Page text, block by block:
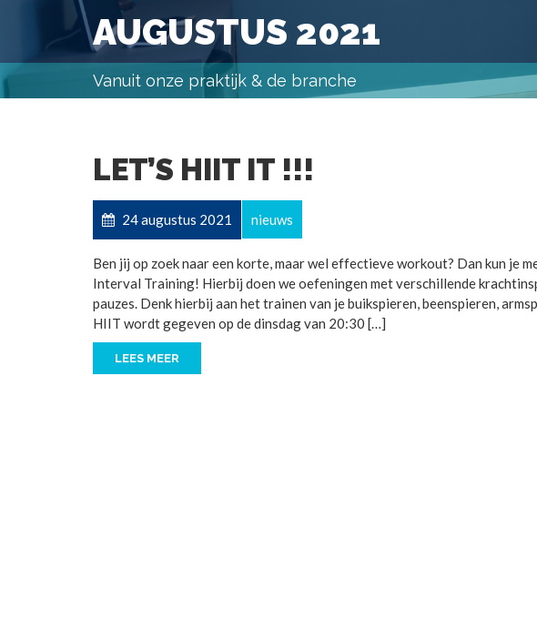
AUGUSTUS 2021
Vanuit onze praktijk & de branche
LET’S HIIT IT !!!
24 augustus 2021 nieuws
Ben jij op zoek naar een korte, maar wel effectieve workout? Dan kun je
Interval Training! Hierbij doen we oefeningen met verschillende
pauzes. Denk hierbij aan het trainen van je buikspieren, beenspieren,
HIIT wordt gegeven op de dinsdag van 20:30 […]
LEES MEER